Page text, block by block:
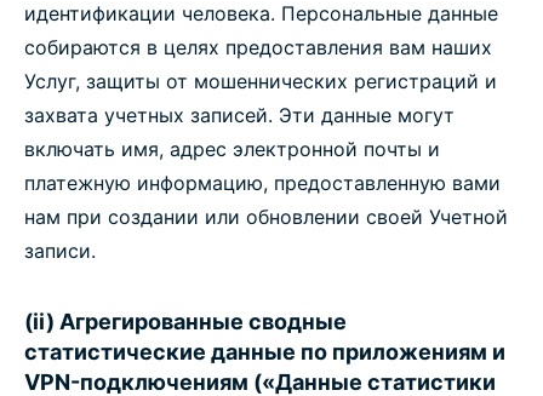
идентификации человека. Персональные данные
собираются в целях предоставления вам наших
Услуг, защиты от мошеннических регистраций и
захвата учетных записей. Эти данные могут
включать имя, адрес электронной почты и
платежную информацию, предоставленную вами
нам при создании или обновлении своей Учетной
записи.
(ii) Агрегированные сводные
статистические данные по приложениям и
VPN-подключениям («Данные статистики